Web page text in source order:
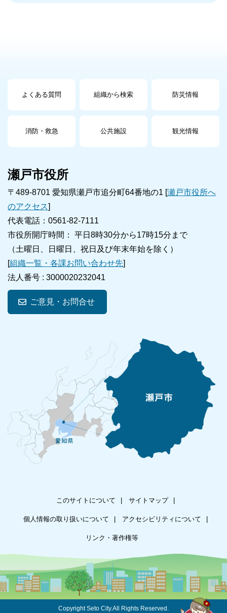
よくある質問 組織から検索 防災情報
消防・救急 公共施設 観光情報
瀬戸市役所
〒489-8701 愛知県瀬戸市追分町64番地の1 [瀬戸市役所へ
のアクセス]
代表電話：0561-82-7111
市役所開庁時間： 平日8時30分から17時15分まで
（土曜日、日曜日、祝日及び年末年始を除く）
[組織一覧・各課お問い合わせ先]
法人番号 : 3000020232041
ご意見・お問合せ
このサイトについて サイトマップ
個人情報の取り扱いについて アクセシビリティについて
リンク・著作権等
Copyright Seto City.All Rights Reserved.